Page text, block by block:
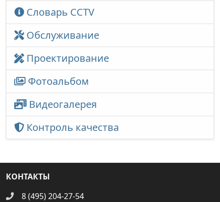
Словарь CCTV
Обслуживание
Проектирование
Фотоальбом
Видеогалерея
Контроль качества
КОНТАКТЫ
8 (495) 204-27-54